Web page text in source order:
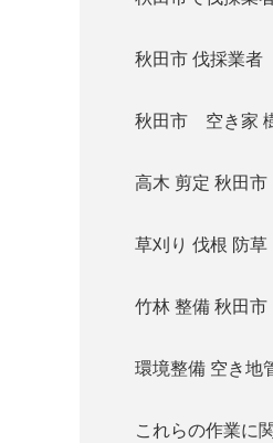
秋田市 伐採業者
秋田市 空き家
高木 剪定 秋田市
草刈り 伐根 防
竹林 整備 秋田市
環境整備 空き
これらの作業に